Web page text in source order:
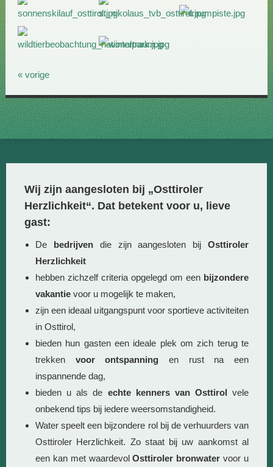
« vorige
Wij zijn aangesloten bij „Osttiroler
Herzlichkeit“. Dat betekent voor u, lieve
gast:
De bedrijvendie zijn aangesloten bijOsttiroler
Herzlichkeit
hebben zichzelf criteria opgelegd om een bijzondere
vakantie voor u mogelijk te maken,
zijn een ideaal uitgangspunt voor sportieve activiteiten
in Osttirol,
bieden hun gasten een ideale plek om zich terug te
trekken voor ontspanning en rust na een
inspannende dag,
bieden u als de echte kenners van Osttirol vele
onbekend tips bij iedere weersomstandigheid.
Water speelt een bijzondere rol bij de verhuurders van
Osttiroler Herzlichkeit. Zo staat bij uw aankomst al
een kan met waardevolOsttiroler bronwater voor u